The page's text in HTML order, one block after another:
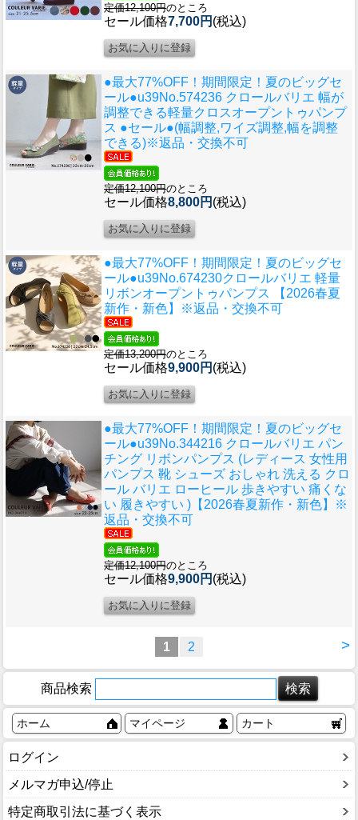
定価12,100円のところ
セール価格7,700円 (税込)
●最大77%OFF！期間限定！夏のビッグセ
ール●u39No.574236 クロールバリエ 幅が
調整できる軽量クロスオープントゥパンプ
ス ●セール●(幅調整,ワイズ調整,幅を調整
できる)※返品・交換不可
定価12,100円のところ
セール価格8,800円 (税込)
●最大77%OFF！期間限定！夏のビッグセ
ール●u39No.674230クロールバリエ 軽量
リボンオープントゥパンプス 【2026春夏
新作・新色】※返品・交換不可
定価13,200円のところ
セール価格9,900円 (税込)
●最大77%OFF！期間限定！夏のビッグセ
ール●u39No.344216 クロールバリエ パン
チング リボンパンプス (レディース 女性用
パンプス 靴 シューズ おしゃれ 洗える クロ
ール バリエ ローヒール 歩きやすい 痛くな
い 履きやすい )【2026春夏新作・新色】※
返品・交換不可
定価12,100円のところ
セール価格9,900円 (税込)
>
1 2
商品検索
ホーム マイページ カート
ログイン
メルマガ申込/停止
特定商取引法に基づく表示